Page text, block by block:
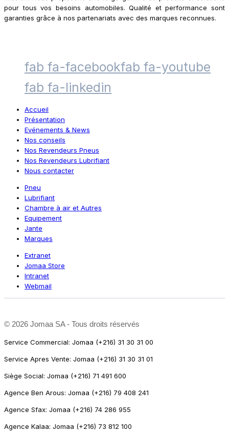
pour tous vos besoins automobiles. Qualité et performance sont
garanties grâce à nos partenariats avec des marques reconnues.
fab fa-facebookfab fa-youtube
fab fa-linkedin
Accueil
Présentation
Evénements & News
Nos conseils
Nos Revendeurs Pneus
Nos Revendeurs Lubrifiant
Nous contacter
Pneu
Lubrifiant
Chambre à air et Autres
Equipement
Jante
Marques
Extranet
Jomaa Store
Intranet
Webmail
© 2026 Jomaa SA - Tous droits réservés
Service Commercial: Jomaa (+216) 31 30 31 00
Service Apres Vente: Jomaa (+216) 31 30 31 01
Siège Social: Jomaa (+216) 71 491 600
Agence Ben Arous: Jomaa (+216) 79 408 241
Agence Sfax: Jomaa (+216) 74 286 955
Agence Kalaa: Jomaa (+216) 73 812 100